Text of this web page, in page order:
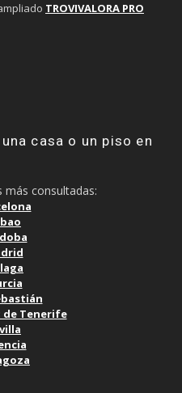
TROVIVALORA PRO
casa o un piso en
más consultadas:
de Tenerife